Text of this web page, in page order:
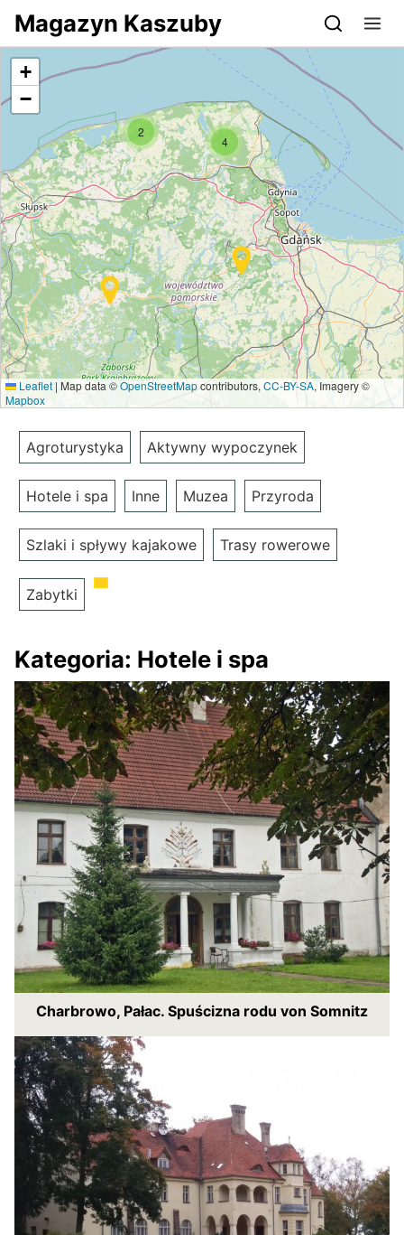
Przejdź do serwisu magazynkaszuby.pl
Magazyn Kaszuby
2
4
+
−
Leaflet | Map data ©OpenStreetMapcontributors, CC-BY-SA, Imagery ©
Mapbox
Agroturystyka Aktywny wypoczynek
Hotele i spa Inne Muzea Przyroda
Szlaki i spływy kajakowe Trasy rowerowe
Zabytki
Kategoria: Hotele i spa
Charbrowo, Pałac. Spuścizna rodu von Somnitz